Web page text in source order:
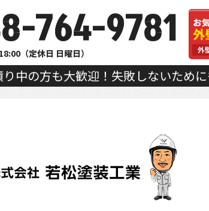
764-9781
（定休日 日曜日）
中の方も大歓迎！失敗しないため